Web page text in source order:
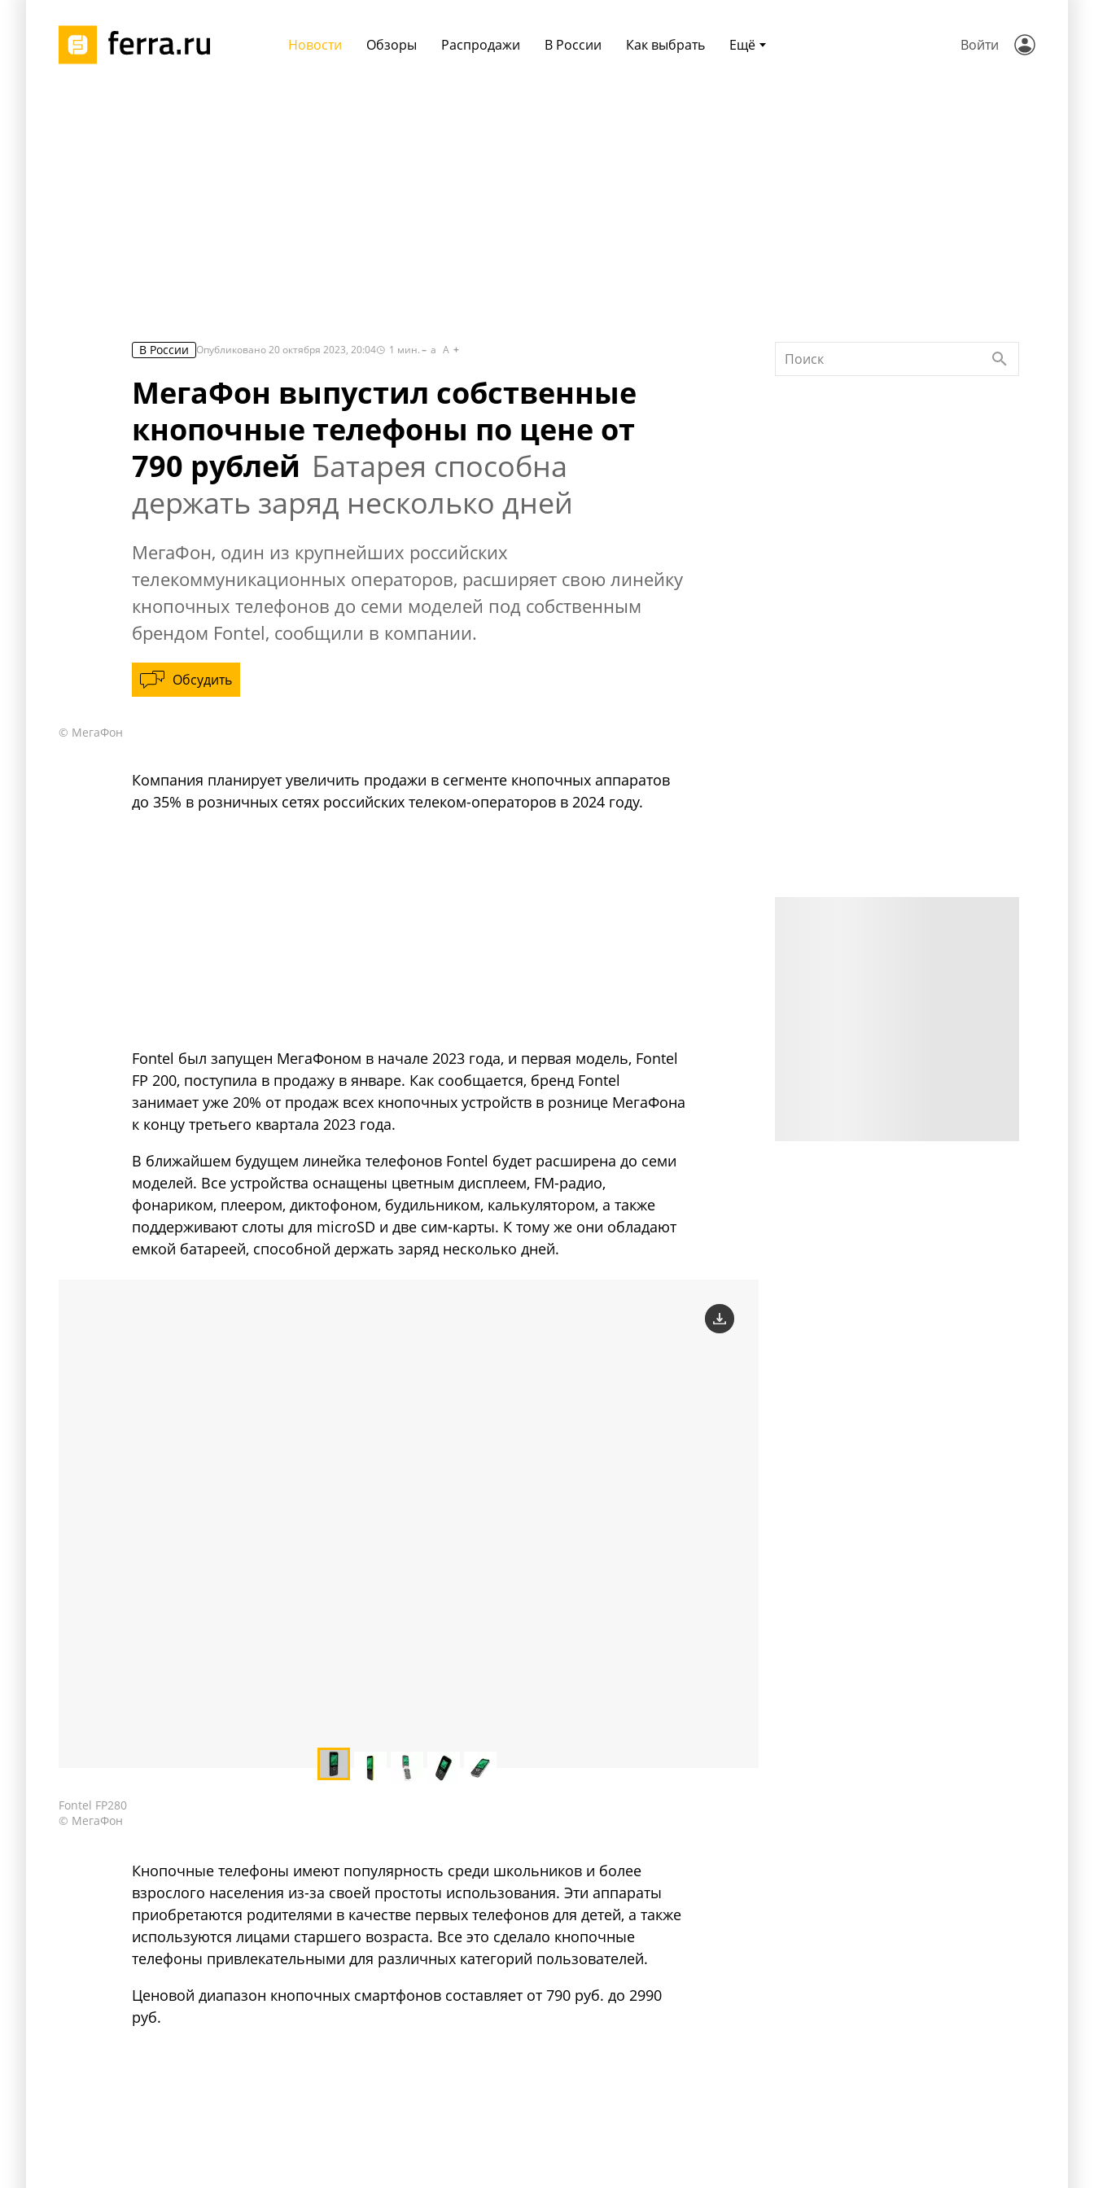
Ещё
Новости Обзоры Распродажи В России Как выбрать Войти
В России Опубликовано20 октября 2023, 20:04 1 мин. a A
МегаФон выпустил собственные
кнопочные телефоны по цене от
790 рублей Батарея способна
держать заряд несколько дней
МегаФон, один из крупнейших российских
телекоммуникационных операторов, расширяет свою линейку
кнопочных телефонов до семи моделей под собственным
брендом Fontel, сообщили в компании.
Обсудить
© МегаФон
Компания планирует увеличить продажи в сегменте кнопочных аппаратов
до 35% в розничных сетях российских телеком-операторов в 2024 году.
Fontel был запущен МегаФоном в начале 2023 года, и первая модель, Fontel
FP 200, поступила в продажу в январе. Как сообщается, бренд Fontel
занимает уже 20% от продаж всех кнопочных устройств в рознице МегаФона
к концу третьего квартала 2023 года.
В ближайшем будущем линейка телефонов Fontel будет расширена до семи
моделей. Все устройства оснащены цветным дисплеем, FM-радио,
фонариком, плеером, диктофоном, будильником, калькулятором, а также
поддерживают слоты для microSD и две сим-карты. К тому же они обладают
емкой батареей, способной держать заряд несколько дней.
Fontel FP280
© МегаФон
Кнопочные телефоны имеют популярность среди школьников и более
взрослого населения из-за своей простоты использования. Эти аппараты
приобретаются родителями в качестве первых телефонов для детей, а также
используются лицами старшего возраста. Все это сделало кнопочные
телефоны привлекательными для различных категорий пользователей.
Ценовой диапазон кнопочных смартфонов составляет от 790 руб. до 2990
руб.